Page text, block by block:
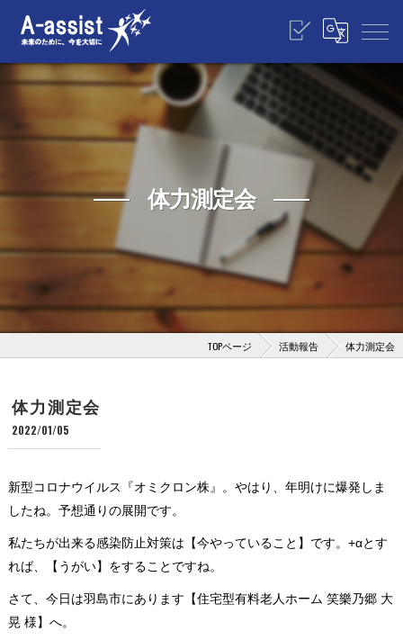
体力測定会
TOPページ 活動報告 体力測定会
体力測定会
2022/01/05
新型コロナウイルス『オミクロン株』。やはり、年明けに爆発しま
したね。予想通りの展開です。
私たちが出来る感染防止対策は【今やっていること】です。+αとす
れば、【うがい】をすることですね。
さて、今日は羽島市にあります【住宅型有料老人ホーム 笑樂乃郷 大
晃 様】へ。